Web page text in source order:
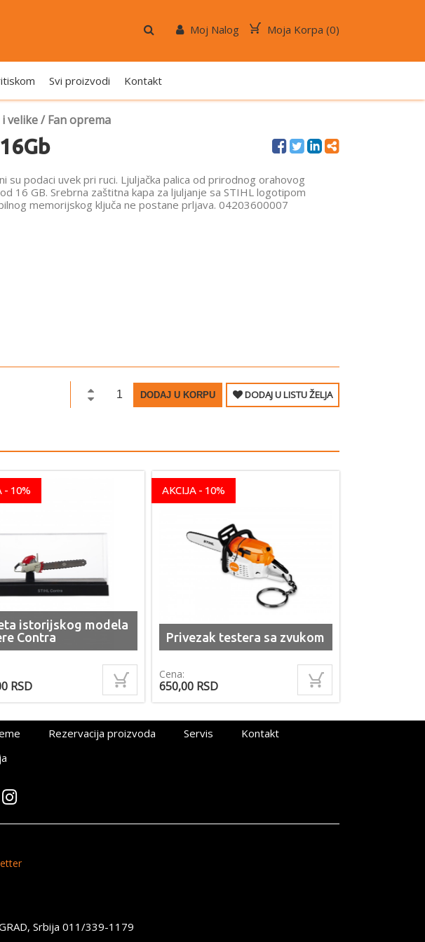
Moja Korpa (0)
Moj Nalog
Svi proizvodi Kontakt
i velike/Fan oprema
su podaci uvek pri ruci. Ljuljačka palica od prirodnog orahovog
16 GB. Srebrna zaštitna kapa za ljuljanje sa STIHL logotipom
memorijskog ključa ne postane prljava. 04203600007
DODAJ U KORPU DODAJ U LISTU ŽELJA
- 10%
istorijskog modela
Contra
RSD
AKCIJA - 10%
Privezak testera sa zvukom
Cena:
650,00 RSD
Rezervacija proizvoda Servis
Kontakt
Srbija 011/339-1179